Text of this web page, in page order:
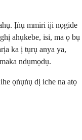
Ịṅụ mmiri iji nọgide
ahụkebe, isi, ma ọ bụ
ka ị tụrụ anya ya,
ndụmọdụ.
ọṅụṅụ dị iche na atọ